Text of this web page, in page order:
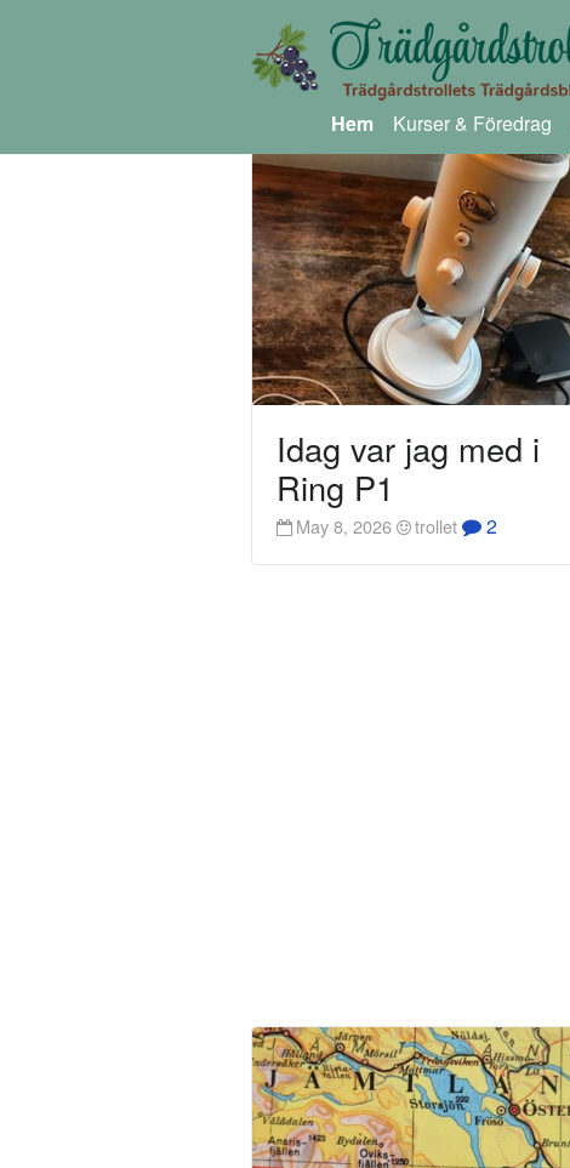
Hem Kurser & Föredrag
Idag var jag med i
Ring P1
May 8, 2026 trollet 2